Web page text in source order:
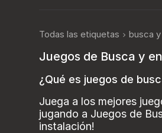
Todas las etiquetas busca
Juegos de Busca y
¿Qué es juegos de
Juega a los mejores
jugando a Juegos de
instalación!